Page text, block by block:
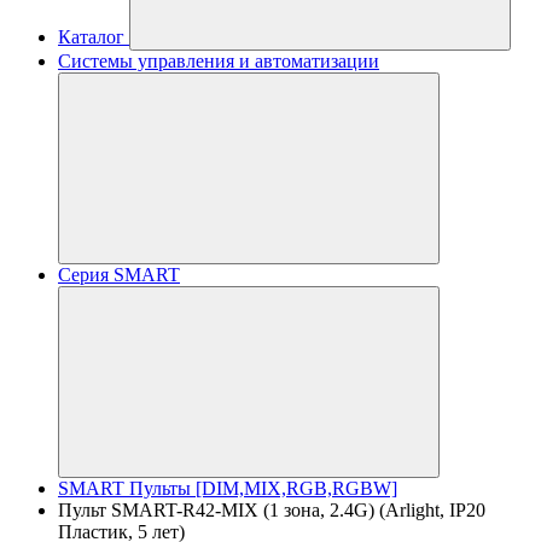
Каталог
Системы управления и автоматизации
Серия SMART
SMART Пульты [DIM,MIX,RGB,RGBW]
Пульт SMART-R42-MIX (1 зона, 2.4G) (Arlight, IP20
Пластик, 5 лет)